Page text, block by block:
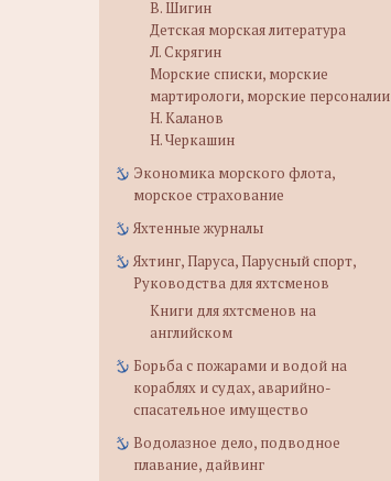
В. Шигин
Детская морская литература
Л. Скрягин
Морские списки, морские
мартирологи, морские персоналии
Н. Каланов
Н. Черкашин
Экономика морского флота,
морское страхование
Яхтенные журналы
Яхтинг, Паруса, Парусный спорт,
Руководства для яхтсменов
Книги для яхтсменов на
английском
Борьба с пожарами и водой на
кораблях и судах, аварийно-
спасательное имущество
Водолазное дело, подводное
плавание, дайвинг